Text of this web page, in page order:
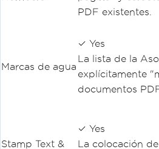
PDF existentes.
Marcas de agua
✓ Yes
La lista de la
explícitamente
documentos
Stamp Text &
✓ Yes
La colocación